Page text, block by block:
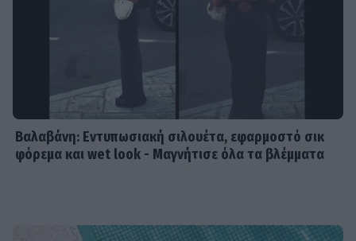
Βαλαβάνη: Εντυπωσιακή σιλουέτα, εφαρμοστό σικ
φόρεμα και wet look - Μαγνήτισε όλα τα βλέμματα